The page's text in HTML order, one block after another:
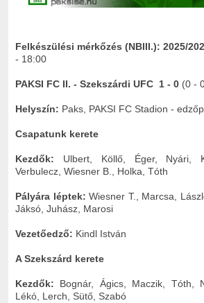
Felkészülési mérkőzés (NBIII.): 2025/
- 18:00
PAKSI FC II. - Szekszárdi UFC 1 - 0 (0 -
Helyszín: Paks, PAKSI FC Stadion -
Csapatunk kerete
Kezdők: Ulbert, Köllő, Éger, Nyári,
Verbulecz, Wiesner B., Holka, Tóth
Pályára léptek: Wiesner T., Marcsa,
Jáksó, Juhász, Marosi
Vezetőedző: Kindl István
A Szekszárd kerete
Kezdők: Bognár, Ágics, Maczik, Tóth,
Lékó, Lerch, Sütő, Szabó